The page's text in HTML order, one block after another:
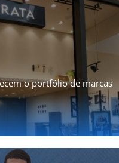
o portfólio de marcas